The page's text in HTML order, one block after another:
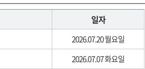
일자
2026.07.20 월요일
2026.07.07 화요일